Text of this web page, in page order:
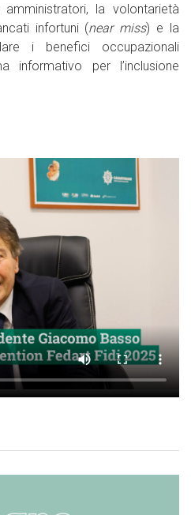
la volontarietà
infortuni (near miss) e la
i benefici occupazionali
informativo per l’inclusione